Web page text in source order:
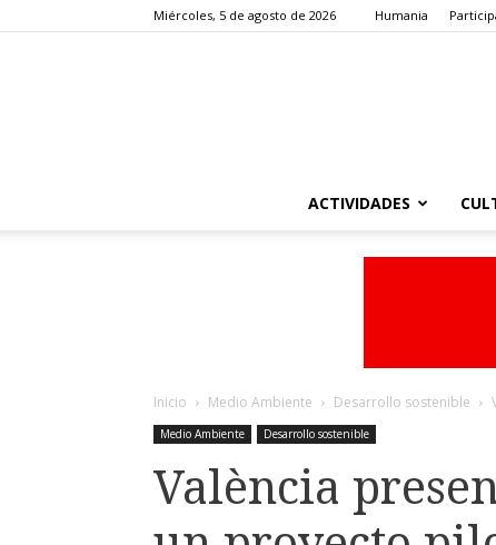
Miércoles, 5 de agosto de 2026 Humania
ACTIVIDADES
Inicio Medio Ambiente Desarrollo sostenible
Medio Ambiente Desarrollo sostenible
València